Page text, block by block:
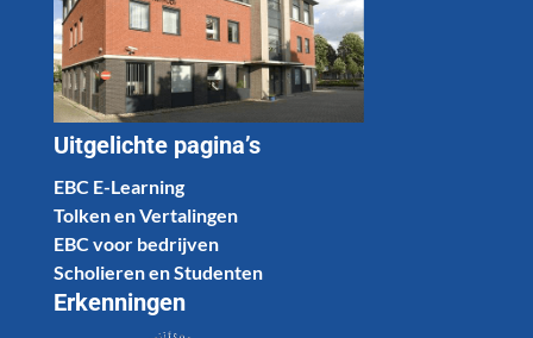
Uitgelichte pagina’s
EBC E-Learning
Tolken en Vertalingen
EBC voor bedrijven
Scholieren en Studenten
Erkenningen